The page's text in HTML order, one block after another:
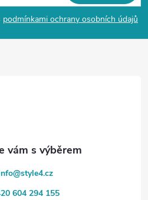
podmínkami ochrany osobních údajů
@style4.cz
604 294 155